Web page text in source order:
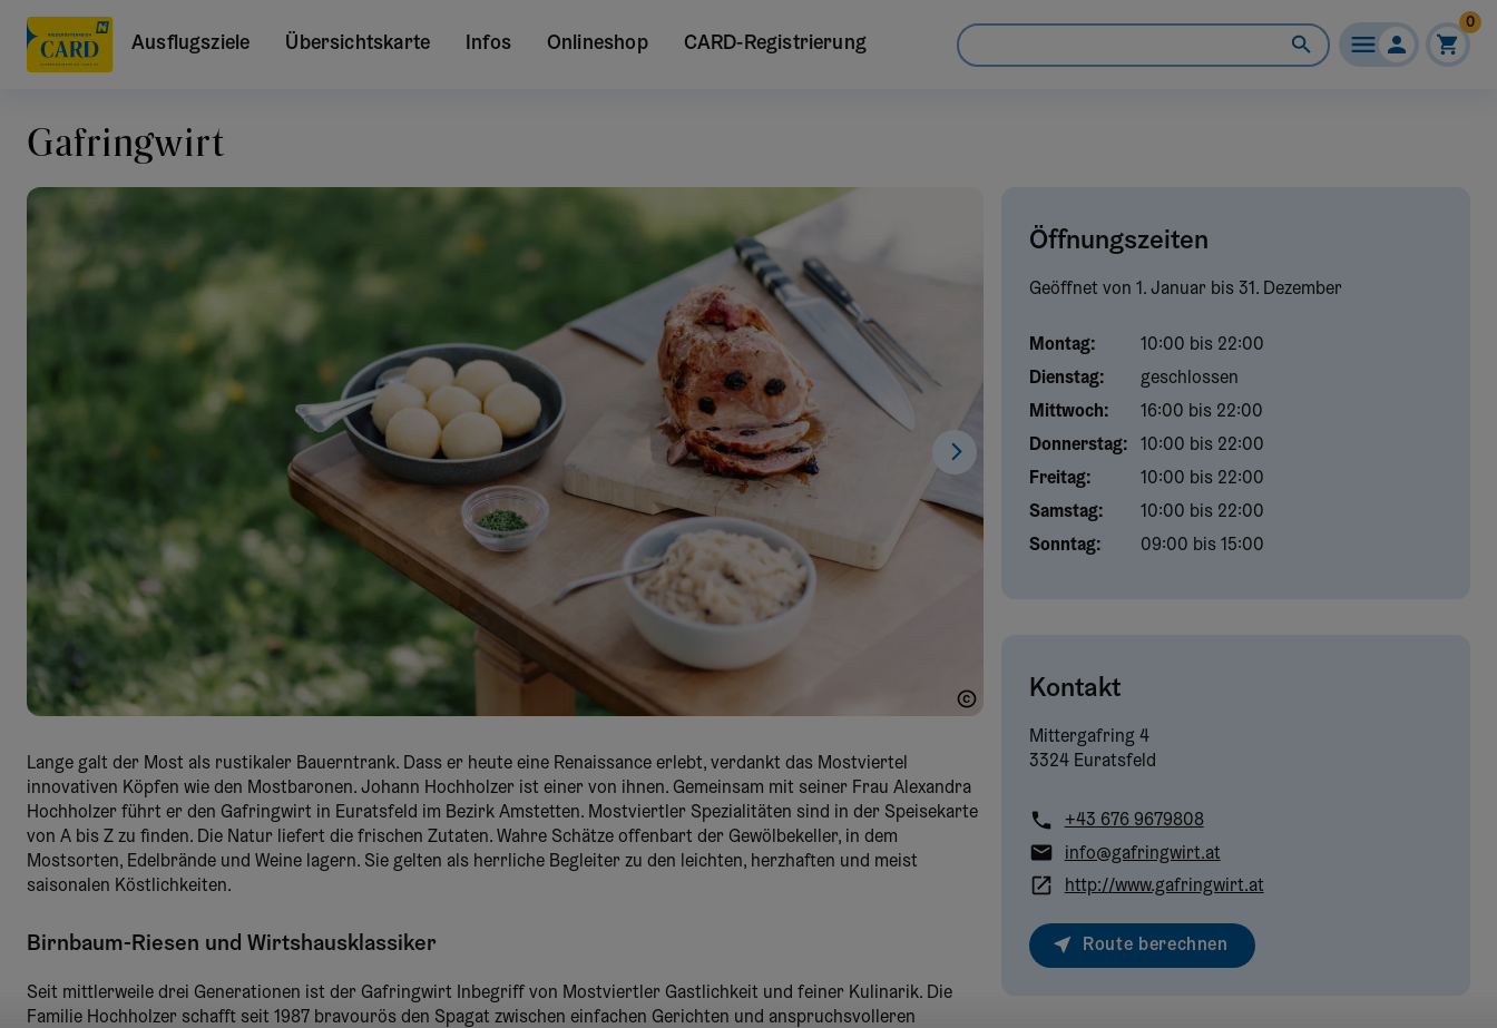
Ausflugsziele Übersichtskarte Infos Onlineshop CARD-Registrierung
0
Gafringwirt
Lange galt der Most als rustikaler Bauerntrank. Dass er heute eine Renaissance erlebt, verdankt das Mostviertel
innovativen Köpfen wie den Mostbaronen. Johann Hochholzer ist einer von ihnen. Gemeinsam mit seiner Frau Alexandra
Hochholzer führt er den Gafringwirt in Euratsfeld im Bezirk Amstetten. Mostviertler Spezialitäten sind in der Speisekarte
von A bis Z zu finden. Die Natur liefert die frischen Zutaten. Wahre Schätze offenbart der Gewölbekeller, in dem
Mostsorten, Edelbrände und Weine lagern. Sie gelten als herrliche Begleiter zu den leichten, herzhaften und meist
saisonalen Köstlichkeiten.
Birnbaum-Riesen und Wirtshausklassiker
Seit mittlerweile drei Generationen ist der Gafringwirt Inbegriff von Mostviertler Gastlichkeit und feiner Kulinarik. Die
Familie Hochholzer schafft seit 1987 bravourös den Spagat zwischen einfachen Gerichten und anspruchsvolleren
Öffnungszeiten
Geöffnet von1. Januar bis 31. Dezember
Montag:
10:00 bis 22:00
Dienstag:
geschlossen
Mittwoch:
16:00 bis 22:00
Donnerstag:
10:00 bis 22:00
Freitag:
10:00 bis 22:00
Samstag:
10:00 bis 22:00
Sonntag: 09:00 bis 15:00
Kontakt
Mittergafring 4
3324 Euratsfeld
+43 676 9679808
info@gafringwirt.at
http://www.gafringwirt.at
Route berechnen